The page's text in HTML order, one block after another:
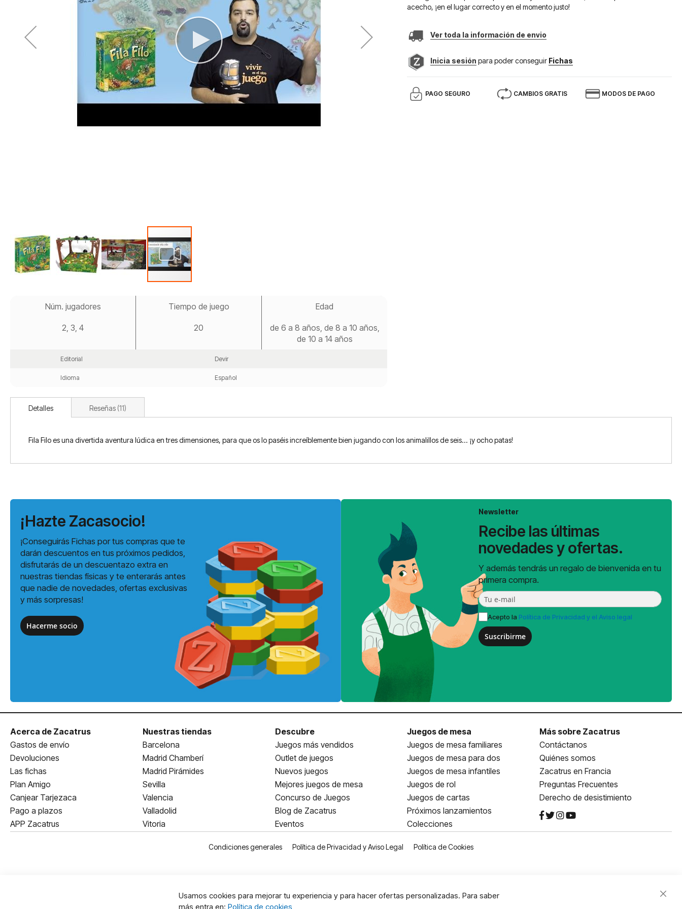
acecho, ¡en el lugar correcto y en el momento justo!
Ver toda la información de envio
Inicia sesión para poder conseguir Fichas
PAGO SEGURO CAMBIOS GRATIS MODOS DE PAGO
Núm. jugadores
2, 3, 4
Tiempo de juego
20
Edad
de 6 a 8 años, de 8 a 10 años,
de 10 a 14 años
Editorial Devir
Idioma Español
Detalles
Fila Filo es una divertida aventura lúdica en tres dimensiones, para que os lo paséis increíblemente bien jugando con los animalillos de seis... ¡y ocho patas!
Reseñas 11
¡Hazte Zacasocio!
¡Conseguirás Fichas por tus compras que te
darán descuentos en tus próximos pedidos,
disfrutarás de un descuentazo extra en
nuestras tiendas físicas y te enterarás antes
que nadie de novedades, ofertas exclusivas
y más sorpresas!
Hacerme socio
Newsletter
Recibe las últimas
novedades y ofertas.
Y además tendrás un regalo de bienvenida en tu
primera compra.
Acepto la Política de Privacidad y el Aviso legal
Suscribirme
Acerca de Zacatrus
Gastos de envío
Devoluciones
Las fichas
Plan Amigo
Canjear Tarjezaca
Pago a plazos
APP Zacatrus
Nuestras tiendas
Barcelona
Madrid Chamberí
Madrid Pirámides
Sevilla
Valencia
Valladolid
Vitoria
Descubre
Juegos más vendidos
Outlet de juegos
Nuevos juegos
Mejores juegos de mesa
Concurso de Juegos
Blog de Zacatrus
Eventos
Juegos de mesa
Juegos de mesa familiares
Juegos de mesa para dos
Juegos de mesa infantiles
Juegos de rol
Juegos de cartas
Próximos lanzamientos
Colecciones
Más sobre Zacatrus
Contáctanos
Quiénes somos
Zacatrus en Francia
Preguntas Frecuentes
Derecho de desistimiento
Condiciones generales Política de Privacidad y Aviso Legal Política de Cookies
Usamos cookies para mejorar tu experiencia y para hacer ofertas personalizadas. Para saber
más entra en: Política de cookies